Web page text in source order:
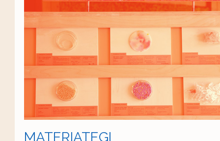
MATERIATEGI